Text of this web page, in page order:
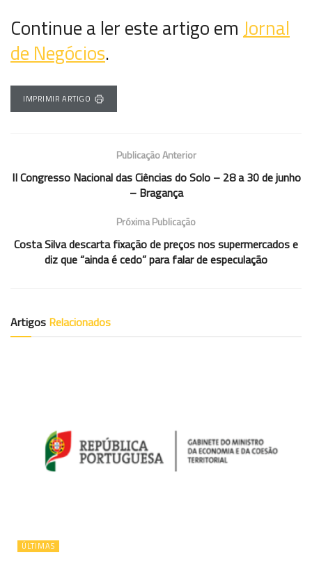
Continue a ler este artigo emJornal
de Negócios.
IMPRIMIR ARTIGO
Publicação Anterior
II Congresso Nacional das Ciências do Solo – 28 a 30 de junho
– Bragança
Próxima Publicação
Costa Silva descarta fixação de preços nos supermercados e
diz que “ainda é cedo” para falar de especulação
Artigos Relacionados
ÚLTIMAS